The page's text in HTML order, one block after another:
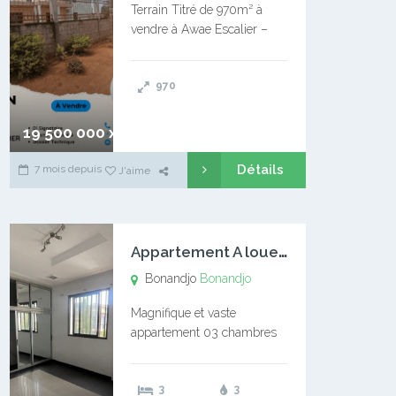
19 500 000 xaf
Terrain Titré de 970m² à
vendre à Awae Escalier –
l’Université Catholique –
970
7 mois depuis J'aime Détails
A
ppartement A louer Bonandjo
Bonandjo Bonandjo
Magnifique et vaste
appartement 03 chambres
douches 01 vaste salon 01
3
3